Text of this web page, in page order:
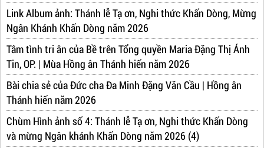
Link Album ảnh: Thánh lễ Tạ ơn, Nghi thức Khấn Dòng, Mừng
Ngân Khánh Khấn Dòng năm 2026
Tâm tình tri ân của Bề trên Tổng quyền Maria Đặng Thị Ánh
Tin, OP. | Mùa Hồng ân Thánh hiến năm 2026
Bài chia sẻ của Đức cha Đa Minh Đặng Văn Cầu | Hồng ân
Thánh hiến năm 2026
Chùm Hình ảnh số 4: Thánh lễ Tạ ơn, Nghi thức Khấn Dòng
và mừng Ngân khánh Khấn Dòng năm 2026 (4)